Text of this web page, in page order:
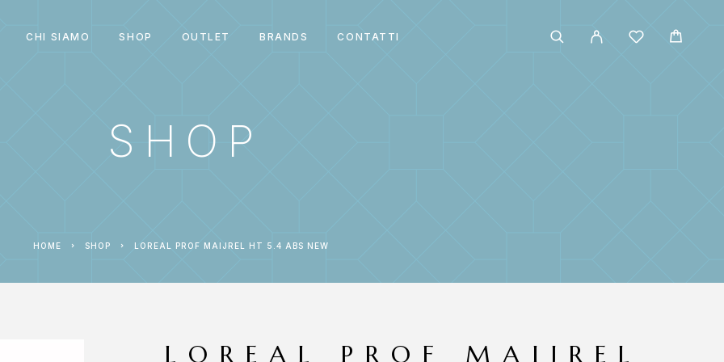
CHI SIAMO SHOP OUTLET BRANDS CONTATTI
SHOP
HOME SHOP LOREAL PROF MAIJREL HT 5.4 ABS NEW
LOREAL PROF MAIJREL